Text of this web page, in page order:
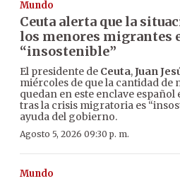
Mundo
Ceuta alerta que la
los menores migrantes
“insostenible”
El presidente de Ceuta,Juan
miércoles de que la cantidad
quedan en este enclave
tras la crisis migratoria es
ayuda del gobierno.
Agosto 5, 2026 09:30 p. m.
Mundo